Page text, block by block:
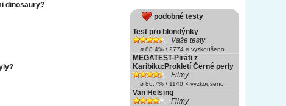
dinosaury?
podobné testy
Test pro blondýnky
Vaše testy
ø 88.4% / 2774 × vyzkoušeno
MEGATEST-Piráti z
Karibiku:Prokletí Černé perly
Filmy
ø 86.7% / 1140 × vyzkoušeno
Van Helsing
Filmy